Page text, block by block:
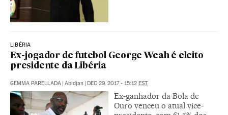
LIBÉRIA
Ex-jogador de futebol George Weah é eleito
presidente da Libéria
GEMMA PARELLADA | Abidjan | DEC 29, 2017 - 15:12 EST
Ex-ganhador da Bola de
Ouro venceu o atual vice-